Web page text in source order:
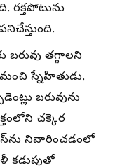
రక్తపోటును
బరువు తగ్గాలని
స్నేహితుడు.
బరువును
చక్కెర
నివారించడంలో
కడుపుతో